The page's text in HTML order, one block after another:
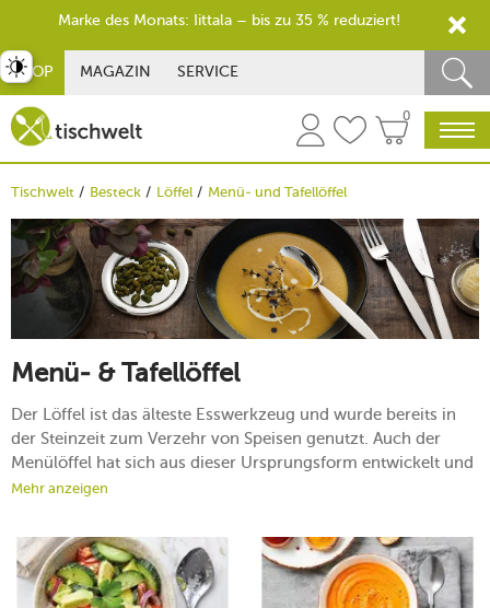
SHOP MAGAZIN SERVICE
0
Tischwelt Besteck Löffel Menü- und Tafellöffel
Menü- & Tafellöffel
Der Löffel ist das älteste Esswerkzeug und wurde bereits in
der Steinzeit zum Verzehr von Speisen genutzt. Auch der
Menülöffel hat sich aus dieser Ursprungsform entwickelt und
ist heutzutage zusammen mit dem Tafellöffel ein universelles
Sortiment und finden Sie die passenden Menülöffel für Ihren
Haushalt.
Mehr erfahren!
Mehr anzeigen
umschalten
Marke des Monats: Iittala – bis zu 35 % reduziert!